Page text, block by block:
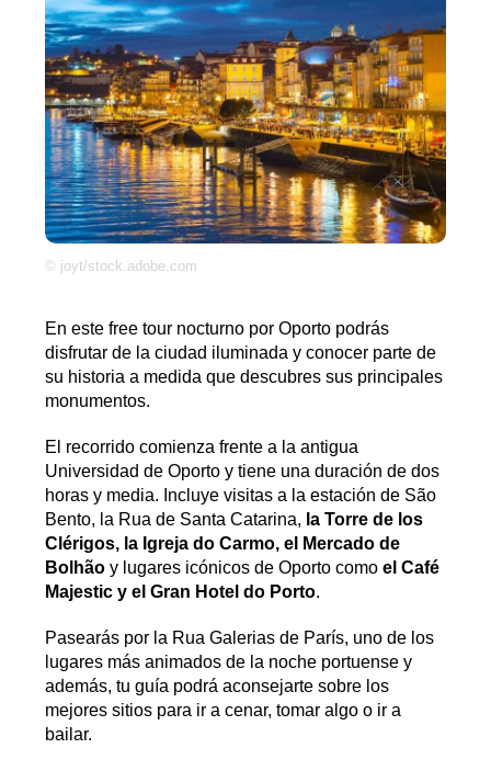
© joyt/stock.adobe.com
En este free tour nocturno por Oporto podrás
disfrutar de la ciudad iluminada y conocer parte de
su historia a medida que descubres sus principales
monumentos.
El recorrido comienza frente a la antigua
Universidad de Oporto y tiene una duración de dos
horas y media. Incluye visitas a la estación de São
Bento, la Rua de Santa Catarina, la Torre de los
Clérigos, la Igreja do Carmo, el Mercado de
Bolhão y lugares icónicos de Oporto comoel Café
Majestic y el Gran Hotel do Porto.
Pasearás por la Rua Galerias de París, uno de los
lugares más animados de la noche portuense y
además, tu guía podrá aconsejarte sobre los
mejores sitios para ir a cenar, tomar algo o ir a
bailar.